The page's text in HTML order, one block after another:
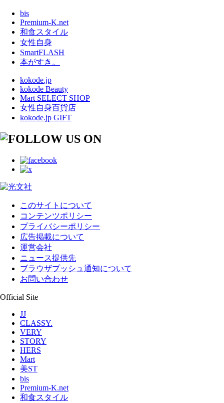
bis
Premium-K.net
和食スタイル
女性自身
SmartFLASH
本がすき。
kokode.jp
kokode Beauty
Mart SELECT SHOP
女性自身百貨店
kokode.jp GIFT
このサイトについて
コンテンツポリシー
プライバシーポリシー
広告掲載について
運営会社
ニュース提供先
ブラウザプッシュ通知について
お問い合わせ
Official Site
JJ
CLASSY.
VERY
STORY
HERS
Mart
美ST
bis
Premium-K.net
和食スタイル